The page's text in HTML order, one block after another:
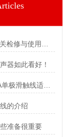
器如此看好！
HxPnR-H-150A-3000A单极滑触线适用条件都有哪些
的介绍
准备很重要